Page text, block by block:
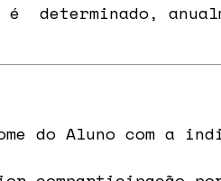
Aluno com a